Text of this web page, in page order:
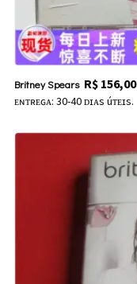
Britney Spears R$156,00
ᴇɴᴛʀᴇɢᴀ: 30-40 ᴅɪᴀs úᴛᴇɪs.